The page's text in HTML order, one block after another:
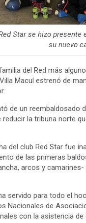
Star se hizo
su nuevo
del Red más
Macul estrenó de
de un reembaldosado
la tribuna norte
del club Red Star fue
de las primeras
arcos y
servido para todo el
Nacionales de
con la asistencia